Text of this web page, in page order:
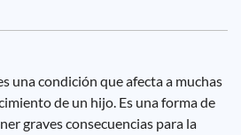
una condición que afecta a muchas
de un hijo. Es una forma de
graves consecuencias para la